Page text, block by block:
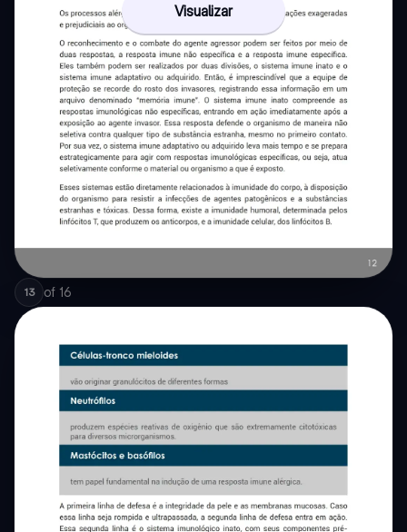
Visualizar
13 of 16